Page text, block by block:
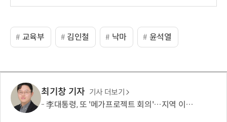
교육부 김인철 낙마 윤석열
최기창 기자 기사 더보기
李대통령, 또 '메가프로젝트 회의'…지역 이기주의·주 52시간제 해법 주목